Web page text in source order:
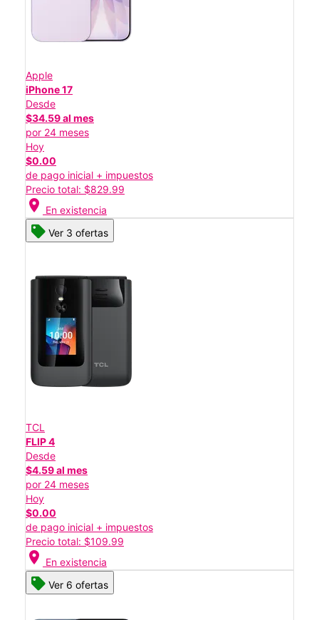
Apple
iPhone 17
Desde
$34.59 al mes
por 24 meses
Hoy
$0.00
de pago inicial + impuestos
Precio total: $829.99
location_on En existencia
Ver 3 ofertas
TCL
FLIP 4
Desde
$4.59 al mes
por 24 meses
Hoy
$0.00
de pago inicial + impuestos
Precio total: $109.99
location_on En existencia
Ver 6 ofertas